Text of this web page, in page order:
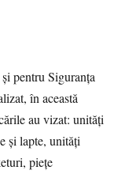
pentru Siguranța
în această
au vizat: unități
și lapte, unități
piețe